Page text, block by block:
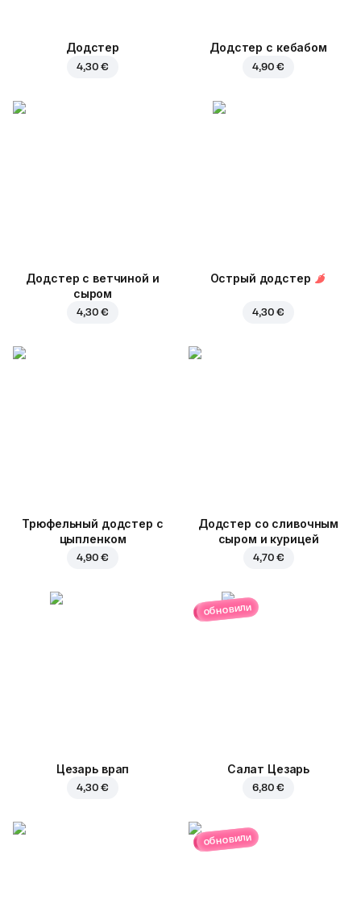
Додстер
4,30 €
Додстер с кебабом
4,90 €
Додстер с ветчиной и
сыром
4,30 €
Острый додстер
4,30 €
Трюфельный додстер c
цыпленком
4,90 €
Додстер со сливочным
сыром и курицей
4,70 €
Цезарь врап
4,30 €
обновили
Салат Цезарь
6,80 €
обновили